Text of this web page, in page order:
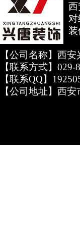
西
【公司名称】西
【联系方式】029-
【联系QQ】
【公司地址】西